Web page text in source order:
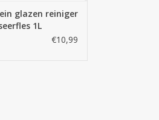
glazen reiniger
1L
€10,99